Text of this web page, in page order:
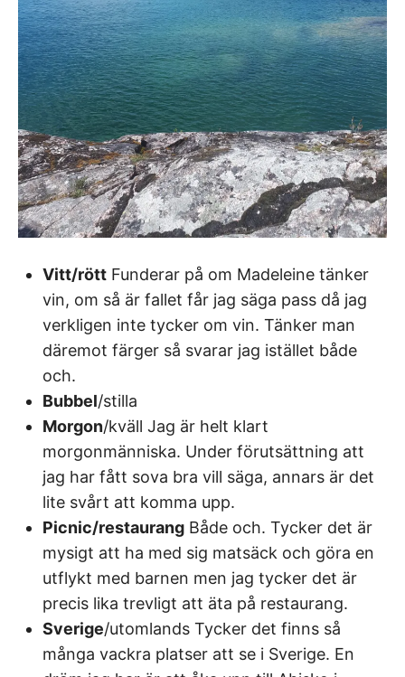
Vitt/rött Funderar på om Madeleine tänker
vin, om så är fallet får jag säga pass då jag
verkligen inte tycker om vin. Tänker man
däremot färger så svarar jag istället både
och.
Bubbel/stilla
Morgon/kväll Jag är helt klart
morgonmänniska. Under förutsättning att
jag har fått sova bra vill säga, annars är det
lite svårt att komma upp.
Picnic/restaurang Både och. Tycker det är
mysigt att ha med sig matsäck och göra en
utflykt med barnen men jag tycker det är
precis lika trevligt att äta på restaurang.
Sverige/utomlands Tycker det finns så
många vackra platser att se i Sverige. En